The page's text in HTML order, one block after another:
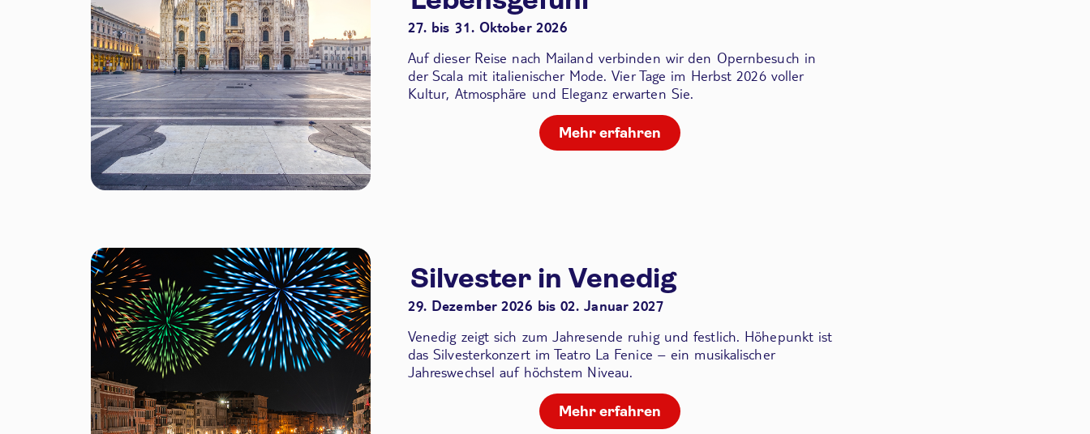
27. bis 31. Oktober 2026
Auf dieser Reise nach Mailand verbinden wir den Opernbesuch in
der Scalamit italienischer Mode. Vier Tage im Herbst 2026 voller
Kultur, Atmosphäre und Eleganz erwarten Sie.
Mehr erfahren
Silvester in Venedig
29. Dezember 2026 bis 02. Januar 2027
Venedig zeigt sich zum Jahresende ruhig und festlich. Höhepunkt ist
das Silvesterkonzert im Teatro La Fenice – ein musikalischer
Jahreswechsel auf höchstem Niveau.
Mehr erfahren